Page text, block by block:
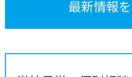
最新情報